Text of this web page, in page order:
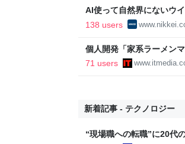
AI使って自然界にないウ
済新聞
138 users
個人開発「家系ラーメン
「より信頼していただける
71 users
新着記事 - テクノロジー
“現場職への転職”に20代